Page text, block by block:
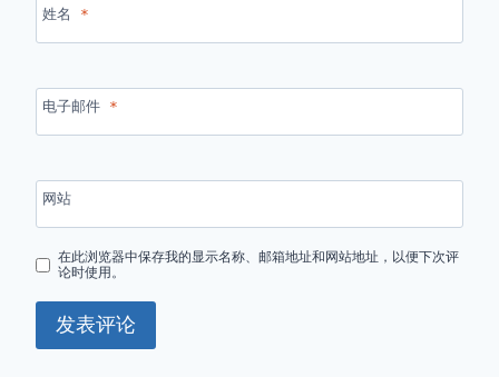
姓名 *
电子邮件 *
网站
在此浏览器中保存我的显示名称、邮箱地址和网站地址，以便下次评
论时使用。